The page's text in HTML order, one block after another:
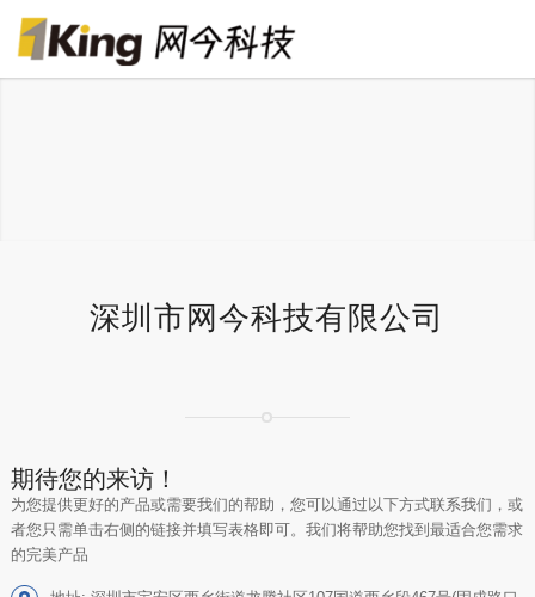
深圳市网今科技有限公司
期待您的来访！
为您提供更好的产品或需要我们的帮助，您可以通过以下方式联系我们，或
者您只需单击右侧的链接并填写表格即可。我们将帮助您找到最适合您需求
的完美产品